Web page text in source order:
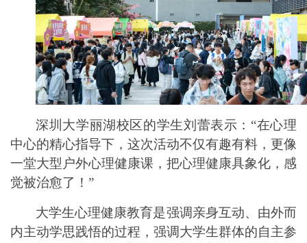
深圳大学丽湖校区的学生刘蕾表示： “在心理
中心的精心指导下，这次活动不仅有趣有料，更像
一堂大型户外心理健康课，把心理健康具象化，感
觉被治愈了！”
大学生心理健康教育是强调亲身互动、由外而
内主动学思践悟的过程，强调大学生群体的自主参